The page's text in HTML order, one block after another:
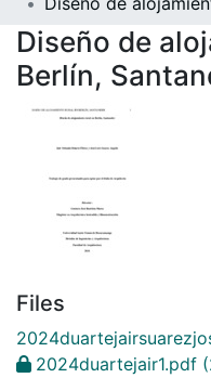
All of DSpace
Documents
Diseño de
Berlín,
Files
2024duartejair1.pdf